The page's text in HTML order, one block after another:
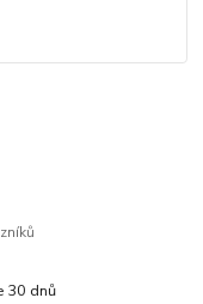
30 dnů